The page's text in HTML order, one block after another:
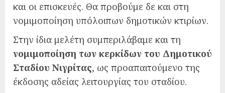
και οι επισκευές. Θα προβούμε δε και στη
νομιμοποίηση υπόλοιπων δημοτικών κτιρίων.
Στην ίδια μελέτη συμπεριλάβαμε και τη
νομιμοποίηση των κερκίδων του Δημοτικού
Σταδίου Νιγρίτας, ως προαπαιτούμενο της
έκδοσης αδείας λειτουργίας του σταδίου.